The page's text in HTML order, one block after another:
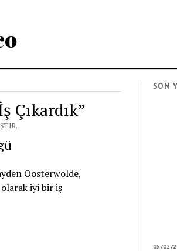
Çıkardık”
Oosterwolde,
olarak iyi bir iş
SON
05/02/